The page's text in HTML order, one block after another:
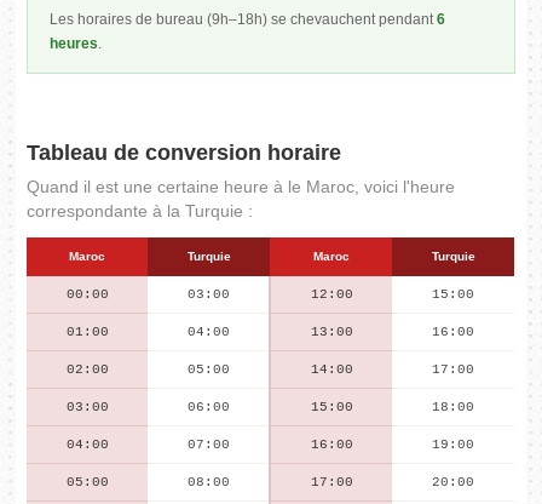
Les horaires de bureau (9h–18h) se chevauchent pendant6
heures.
Tableau de conversion horaire
Quand il est une certaine heure à le Maroc, voici l'heure
correspondante à la Turquie :
Maroc Turquie Maroc Turquie
00:00 03:00 12:00 15:00
01:00 04:00 13:00 16:00
02:00 05:00 14:00 17:00
03:00 06:00 15:00 18:00
04:00 07:00 16:00 19:00
05:00 08:00 17:00 20:00